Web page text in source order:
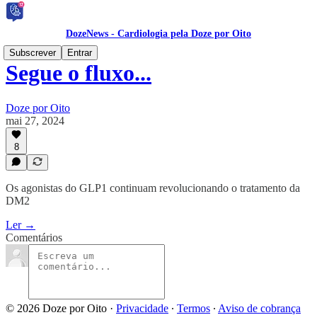
DozeNews - Cardiologia pela Doze por Oito
Subscrever
Entrar
Segue o fluxo...
Doze por Oito
mai 27, 2024
8
Os agonistas do GLP1 continuam revolucionando o tratamento da
DM2
Ler →
Comentários
© 2026 Doze por Oito · Privacidade ∙ Termos ∙ Aviso de cobrança